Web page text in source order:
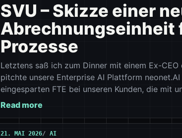
SVU – Skizze einer
Abrechnungseinheit
Prozesse
Letztens saß ich zum Dinner mit einem Ex-CEO
pitchte unsere Enterprise AI Plattform
eingesparten FTE bei unseren Kunden, die mit
Read more
21. MAI 2026 AI